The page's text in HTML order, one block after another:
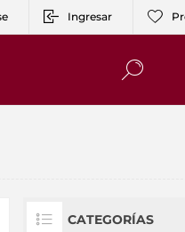
Ingresar
CATEGORÍAS